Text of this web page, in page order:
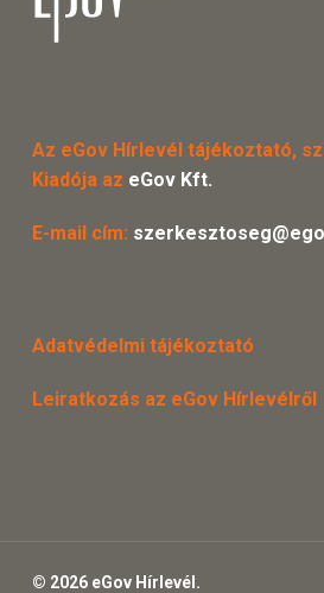
Az eGov Hírlevél tájékoztató,
Kiadója az eGov Kft.
E-mail cím:
Adatvédelmi tájékoztató
Leiratkozás az eGov Hírlevélről
© 2026 eGov Hírlevél.